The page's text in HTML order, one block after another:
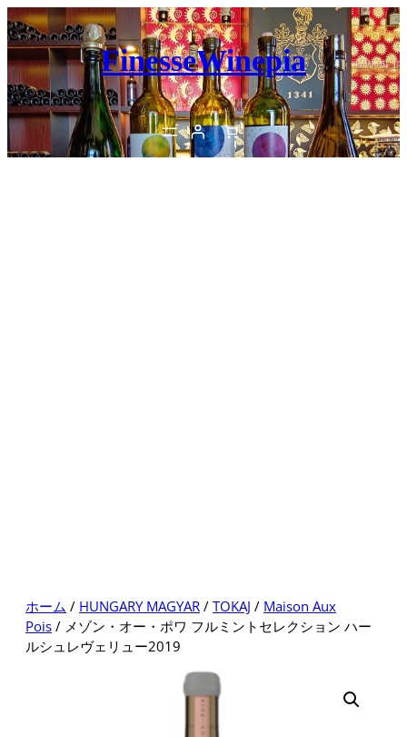
内
容
を
ス
キ
ッ
プ
FinesseWinepia
ホーム / HUNGARY MAGYAR / TOKAJ / Maison Aux
Pois / メゾン・オー・ポワ フルミントセレクション ハー
ルシュレヴェリュー2019